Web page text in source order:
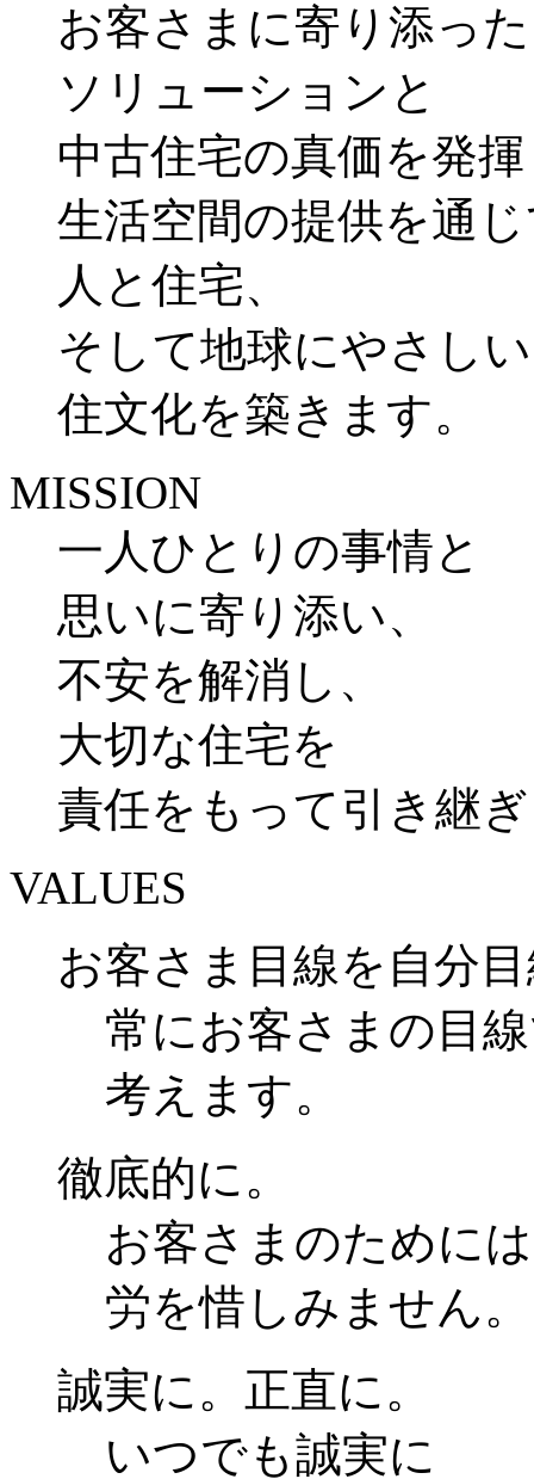
お客さまに寄り添った
ソリューションと
中古住宅の真価を発
生活空間の提供を通
人と住宅、
そして地球にやさしい
住文化を築きます。
MISSION
一人ひとりの事情と
思いに寄り添い、
不安を解消し、
大切な住宅を
責任をもって引き継
VALUES
お客さま目線を自分
常にお客さまの目
考えます。
徹底的に。
お客さまのためには
労を惜しみません。
誠実に。正直に。
いつでも誠実に